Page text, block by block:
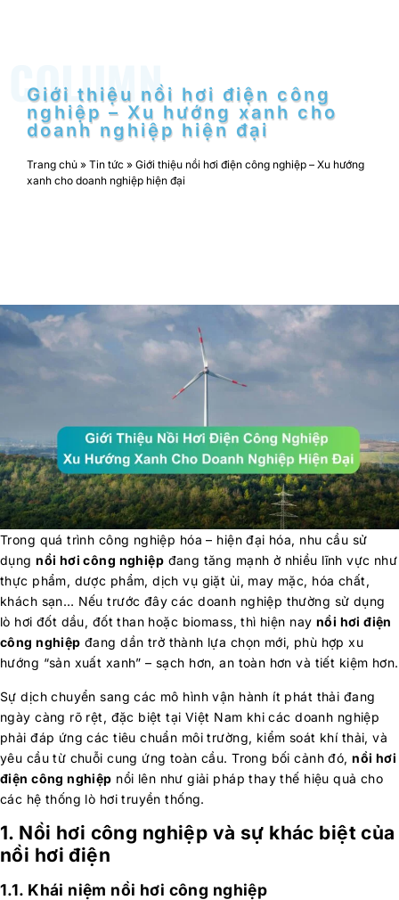
COLUMN
Giới thiệu nồi hơi điện công
nghiệp – Xu hướng xanh cho
doanh nghiệp hiện đại
Trang chủ » Tin tức » Giới thiệu nồi hơi điện công nghiệp – Xu hướng
xanh cho doanh nghiệp hiện đại
Trong quá trình công nghiệp hóa – hiện đại hóa, nhu cầu sử
dụngnồi hơi công nghiệp đang tăng mạnh ở nhiều lĩnh vực như
thực phẩm, dược phẩm, dịch vụ giặt ủi, may mặc, hóa chất,
khách sạn… Nếu trước đây các doanh nghiệp thường sử dụng
lò hơi đốt dầu, đốt than hoặc biomass, thì hiện nay nồi hơi điện
công nghiệp đang dần trở thành lựa chọn mới, phù hợp xu
hướng “sản xuất xanh” – sạch hơn, an toàn hơn và tiết kiệm hơn.
Sự dịch chuyển sang các mô hình vận hành ít phát thải đang
ngày càng rõ rệt, đặc biệt tại Việt Nam khi các doanh nghiệp
phải đáp ứng các tiêu chuẩn môi trường, kiểm soát khí thải, và
yêu cầu từ chuỗi cung ứng toàn cầu. Trong bối cảnh đó,nồi hơi
điện công nghiệp nổi lên như giải pháp thay thế hiệu quả cho
các hệ thống lò hơi truyền thống.
1. Nồi hơi công nghiệp và sự khác biệt của
nồi hơi điện
1.1. Khái niệm nồi hơi công nghiệp